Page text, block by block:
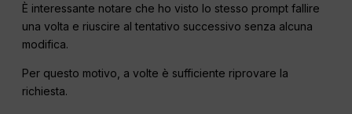
È interessante notare che ho visto lo stesso prompt fallire
una volta e riuscire al tentativo successivo senza alcuna
modifica.
Per questo motivo, a volte è sufficiente riprovare la
richiesta.